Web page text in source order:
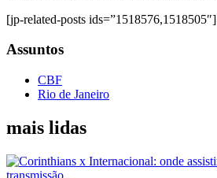
[jp-related-posts ids=”1518576,1518505″]
Assuntos
CBF
Rio de Janeiro
mais lidas